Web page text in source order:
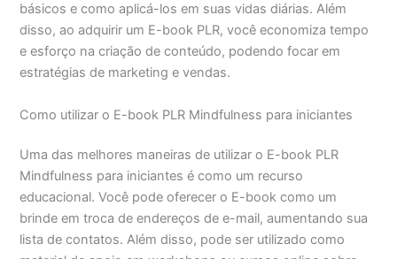
básicos e como aplicá-los em suas vidas diárias. Além
disso, ao adquirir um E-book PLR, você economiza tempo
e esforço na criação de conteúdo, podendo focar em
estratégias de marketing e vendas.
Como utilizar o E-book PLR Mindfulness para iniciantes
Uma das melhores maneiras de utilizar o E-book PLR
Mindfulness para iniciantes é como um recurso
educacional. Você pode oferecer o E-book como um
brinde em troca de endereços de e-mail, aumentando sua
lista de contatos. Além disso, pode ser utilizado como